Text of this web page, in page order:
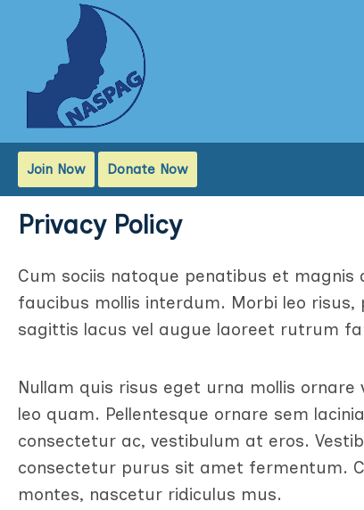
Join Now Donate Now
Privacy Policy
Cum sociis natoque penatibus et
faucibus mollis interdum. Morbi leo
sagittis lacus vel augue laoreet rutrum
Nullam quis risus eget urna mollis
leo quam. Pellentesque ornare sem
consectetur ac, vestibulum at eros.
consectetur purus sit amet fermentum.
montes, nascetur ridiculus mus.